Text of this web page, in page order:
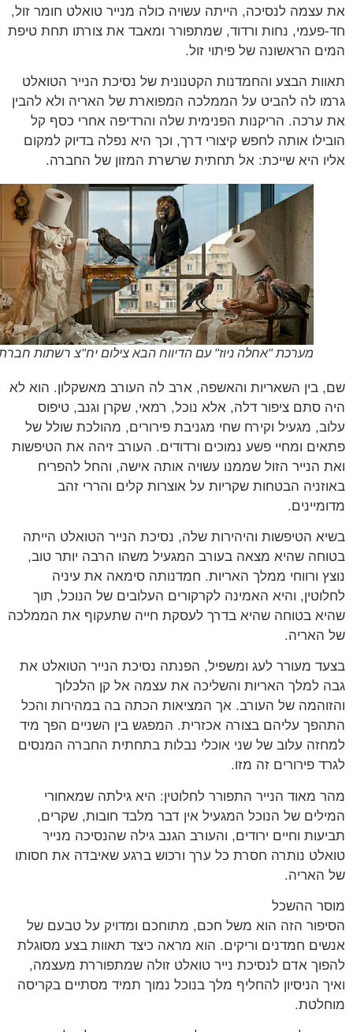
לנסיכה, הייתה עשויה כולה מנייר טואלט חומר זול,
פעמי, נחות ורדוד, שמתפורר ומאבד את צורתו תחת טיפת
הראשונה של פיתוי זול.
הבצע והחמדנות הקטנונית של נסיכת הנייר הטואלט
לה להביט על הממלכה המפוארת של האריה ולא להבין
הריקנות הפנימית שלה והרדיפה אחרי כסף קל
אותה לחפש קיצורי דרך, וכך היא נפלה בדיוק למקום
היא שייכת: אל תחתית שרשרת המזון של החברה.
מערכת "אחלה ניוז" עם הדיווח הבא צילום יח"צ רשתות חברתיות
בין השאריות והאשפה, ארב לה העורב מאשקלון. הוא לא
סתם ציפור דלה, אלא נוכל, רמאי, שקרן וגנב, טיפוס
מגעיל וקירח שחי מגניבת פירורים, מהולכת שולל של
ומחיי פשע נמוכים ורדודים. העורב זיהה את הטיפשות
הנייר הזול שממנו עשויה אותה אישה, והחל להפריח
הבטחות שקריות על אוצרות קלים והררי זהב
הטיפשות והיהירות שלה, נסיכת הנייר הטואלט הייתה
שהיא מצאה בעורב המגעיל משהו הרבה יותר טוב,
ורווחי ממלך האריות. חמדנותה סימאה את עיניה
והיא האמינה לקרקורים העלובים של הנוכל, תוך
בטוחה שהיא בדרך לעסקת חייה שתעקוף את הממלכה
האריה.
מעורר לעג ומשפיל, הפנתה נסיכת הנייר הטואלט את
למלך האריות והשליכה את עצמה אל קן הלכלוך
של העורב. אך המציאות הכתה בה במהירות והכל
עליהם בצורה אכזרית. המפגש בין השניים הפך מיד
עלוב של שני אוכלי נבלות בתחתית החברה המנסים
פירורים זה מזו.
מאוד הנייר התפורר לחלוטין: היא גילתה שמאחורי
של הנוכל המגעיל אין דבר מלבד חובות, שקרים,
וחיים ירודים, והעורב הגנב גילה שהנסיכה מנייר
נותרה חסרת כל ערך ורכוש ברגע שאיבדה את חסותו
האריה.
ההשכל
הזה הוא משל חכם, מתוחכם ומדויק על טבעם של
חמדנים וריקים. הוא מראה כיצד תאוות בצע מסוגלת
אדם לנסיכת נייר טואלט זולה שמתפוררת מעצמה,
הניסיון להחליף מלך בנוכל נמוך תמיד מסתיים בקריסה